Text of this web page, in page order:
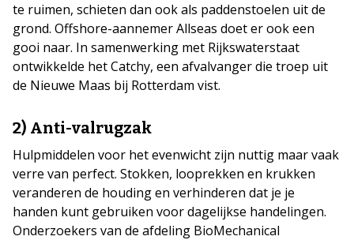
te ruimen, schieten dan ook als paddenstoelen uit de
grond. Offshore-aannemer Allseas doet er ook een
gooi naar. In samenwerking met Rijkswaterstaat
ontwikkelde het Catchy, een afvalvanger die troep uit
de Nieuwe Maas bij Rotterdam vist.
2) Anti-valrugzak
Hulpmiddelen voor het evenwicht zijn nuttig maar vaak
verre van perfect. Stokken, looprekken en krukken
veranderen de houding en verhinderen dat je je
handen kunt gebruiken voor dagelijkse handelingen.
Onderzoekers van de afdeling BioMechanical